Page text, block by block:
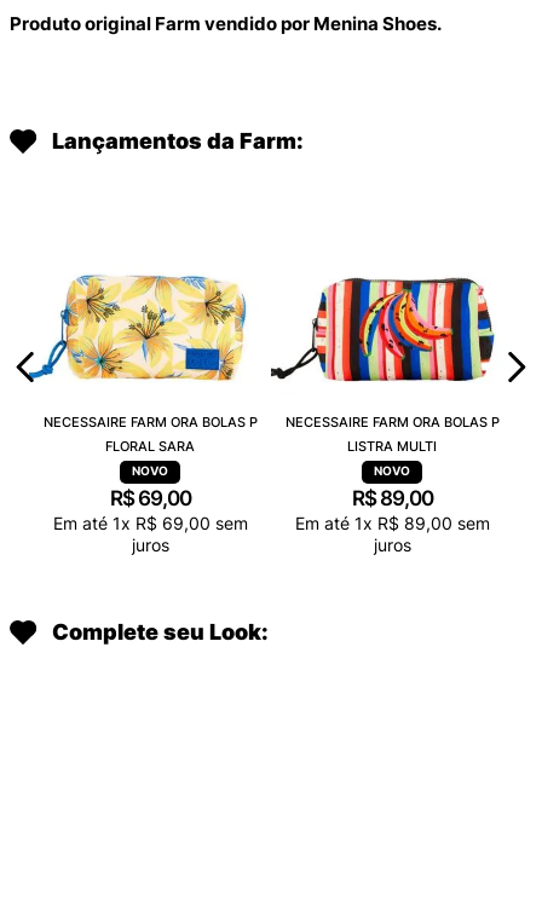
Produto original Farm vendido por Menina Shoes.
Lançamentos da Farm:
NECESSAIRE FARM ORA BOLAS P
FLORAL SARA
R$ 69,00
Em até 1x R$ 69,00 sem
juros
NECESSAIRE FARM ORA BOLAS P
LISTRA MULTI
R$ 89,00
Em até 1x R$ 89,00 sem
juros
Complete seu Look: